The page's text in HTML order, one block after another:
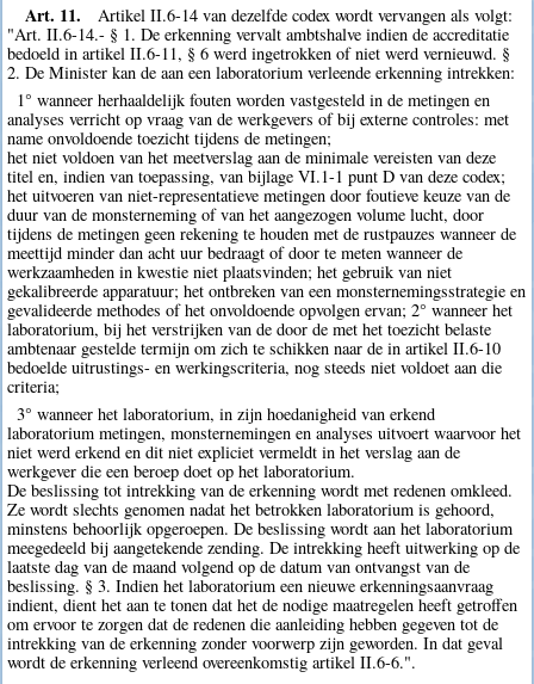
Art. 11.
Artikel II.6-14 van dezelfde codex wordt vervangen als volgt:
"Art. II.6-14.- § 1. De erkenning vervalt ambtshalve indien de accreditatie
bedoeld in artikel II.6-11, § 6 werd ingetrokken of niet werd vernieuwd. §
2. De Minister kan de aan een laboratorium verleende erkenning intrekken:
1° wanneer herhaaldelijk fouten worden vastgesteld in de metingen en
analyses verricht op vraag van de werkgevers of bij externe controles: met
name onvoldoende toezicht tijdens de metingen;
het niet voldoen van het meetverslag aan de minimale vereisten van deze
titel en, indien van toepassing, van bijlage VI.1-1 punt D van deze codex;
het uitvoeren van niet-representatieve metingen door foutieve keuze van de
duur van de monsterneming of van het aangezogen volume lucht, door
tijdens de metingen geen rekening te houden met de rustpauzes wanneer de
meettijd minder dan acht uur bedraagt of door te meten wanneer de
werkzaamheden in kwestie niet plaatsvinden; het gebruik van niet
gekalibreerde apparatuur; het ontbreken van een monsternemingsstrategie en
gevalideerde methodes of het onvoldoende opvolgen ervan; 2° wanneer het
laboratorium, bij het verstrijken van de door de met het toezicht belaste
ambtenaar gestelde termijn om zich te schikken naar de in artikel II.6-10
bedoelde uitrustings- en werkingscriteria, nog steeds niet voldoet aan die
criteria;
3° wanneer het laboratorium, in zijn hoedanigheid van erkend
laboratorium metingen, monsternemingen en analyses uitvoert waarvoor het
niet werd erkend en dit niet expliciet vermeldt in het verslag aan de
werkgever die een beroep doet op het laboratorium.
De beslissing tot intrekking van de erkenning wordt met redenen omkleed.
Ze wordt slechts genomen nadat het betrokken laboratorium is gehoord,
minstens behoorlijk opgeroepen. De beslissing wordt aan het laboratorium
meegedeeld bij aangetekende zending. De intrekking heeft uitwerking op de
laatste dag van de maand volgend op de datum van ontvangst van de
beslissing. § 3. Indien het laboratorium een nieuwe erkenningsaanvraag
indient, dient het aan te tonen dat het de nodige maatregelen heeft getroffen
om ervoor te zorgen dat de redenen die aanleiding hebben gegeven tot de
intrekking van de erkenning zonder voorwerp zijn geworden. In dat geval
wordt de erkenning verleend overeenkomstig artikel II.6-6.".